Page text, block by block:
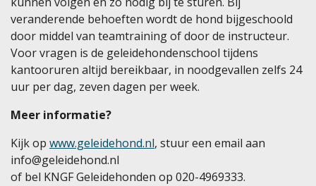
veranderende behoeften wordt de hond bijgeschoold
door middel van teamtraining of door de instructeur.
Voor vragen is de geleidehondenschool tijdens
kantooruren altijd bereikbaar, in noodgevallen zelfs 24
uur per dag, zeven dagen per week.
Meer informatie?
Kijk op www.geleidehond.nl, stuur een email aan
info@geleidehond.nl
of bel KNGF Geleidehonden op 020-4969333.